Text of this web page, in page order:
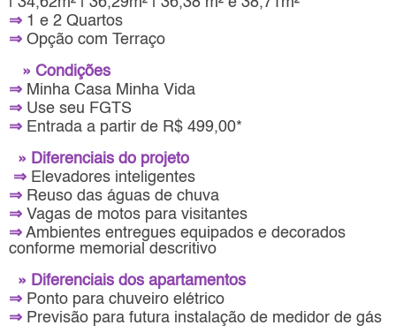
⇒ 1 e 2 Quartos
⇒ Opção com Terraço
» Condições
⇒ Minha Casa Minha Vida
⇒ Use seu FGTS
⇒ Entrada a partir de R$ 499,00*
» Diferenciais do projeto
⇒ Elevadores inteligentes
⇒ Reuso das águas de chuva
⇒ Vagas de motos para visitantes
⇒ Ambientes entregues equipados e decorados
conforme memorial descritivo
» Diferenciais dos apartamentos
⇒ Ponto para chuveiro elétrico
⇒ Previsão para futura instalação de medidor de gás